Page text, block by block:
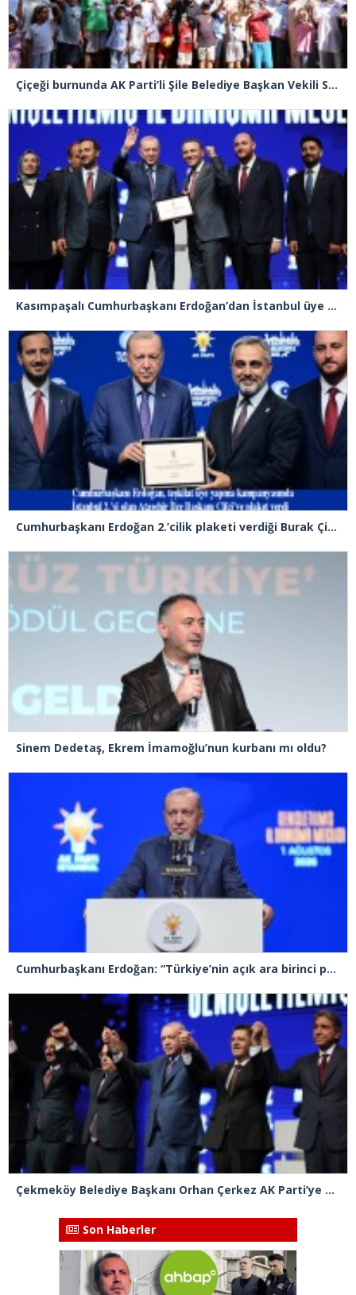
Çiçeği burnunda AK Parti’li Şile Belediye Başkan Vekili Sacit Terzi, teşkilatlarla piknikte buluştu
Kasımpaşalı Cumhurbaşkanı Erdoğan’dan İstanbul üye birincisi Beyoğlu İlçe Başkanı Kasım Fırat’a plaket
Cumhurbaşkanı Erdoğan 2.’cilik plaketi verdiği Burak Çifci’den Ataşehir seçimlerini kazanma sözünü aldı
Sinem Dedetaş, Ekrem İmamoğlu’nun kurbanı mı oldu?
Cumhurbaşkanı Erdoğan: “Türkiye’nin açık ara birinci partisiyiz”
Çekmeköy Belediye Başkanı Orhan Çerkez AK Parti’ye katıldı
Son Haberler